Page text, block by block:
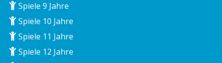
Spiele 9 Jahre
Spiele 10 Jahre
Spiele 11 Jahre
Spiele 12 Jahre